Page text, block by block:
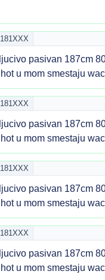
pasivan 187cm
u mom smestaju
pasivan 187cm
u mom smestaju
pasivan 187cm
u mom smestaju
pasivan 187cm
u mom smestaju